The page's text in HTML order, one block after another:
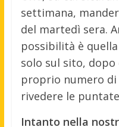
settimana,
del martedì sera.
possibilità è
solo sul sito,
proprio numero di
rivedere le
Intanto nella